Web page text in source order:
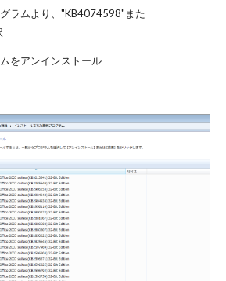
ラムより、"KB4074598"また
をアンインストール